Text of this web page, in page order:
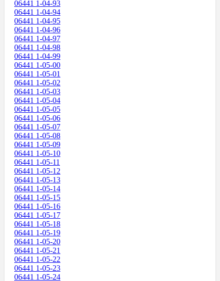
06441 1-04-93
06441 1-04-94
06441 1-04-95
06441 1-04-96
06441 1-04-97
06441 1-04-98
06441 1-04-99
06441 1-05-00
06441 1-05-01
06441 1-05-02
06441 1-05-03
06441 1-05-04
06441 1-05-05
06441 1-05-06
06441 1-05-07
06441 1-05-08
06441 1-05-09
06441 1-05-10
06441 1-05-11
06441 1-05-12
06441 1-05-13
06441 1-05-14
06441 1-05-15
06441 1-05-16
06441 1-05-17
06441 1-05-18
06441 1-05-19
06441 1-05-20
06441 1-05-21
06441 1-05-22
06441 1-05-23
06441 1-05-24